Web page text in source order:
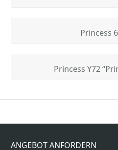
Princess
Princess Y72
ANGEBOT ANFORDERN